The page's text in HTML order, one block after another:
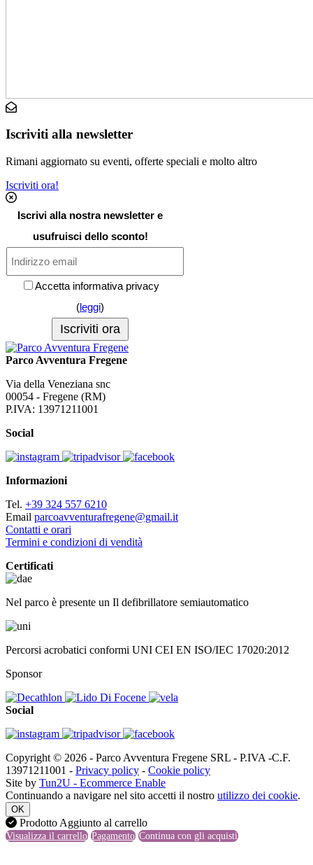
Iscriviti alla newsletter
Rimani aggiornato su eventi, offerte speciali e molto altro
Iscriviti ora!
Iscrivi alla nostra newsletter e
usufruisci dello sconto!
Accetta informativa privacy
(leggi)
Parco Avventura Fregene
Via della Veneziana snc
00054 - Fregene (RM)
P.IVA: 13971211001
Social
Informazioni
Tel. +39 324 557 6210
Email parcoavventurafregene@gmail.it
Contatti e orari
Termini e condizioni di vendità
Certificati
Nel parco è presente un Il defibrillatore semiautomatico
Percorsi acrobatici conformi UNI CEI EN ISO/IEC 17020:2012
Sponsor
Social
Copyright © 2026 - Parco Avventura Fregene SRL - P.IVA -C.F.
13971211001 - Privacy policy - Cookie policy
Site by Tun2U - Ecommerce Enable
Continuando a navigare nel sito accetti il nostro utilizzo dei cookie.
OK
Prodotto Aggiunto al carrello
Visualizza il carrello Pagamento Continua con gli acquisti